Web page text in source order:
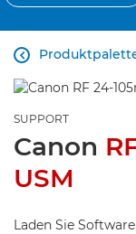

SUPPORT
Canon
USM
Laden Sie